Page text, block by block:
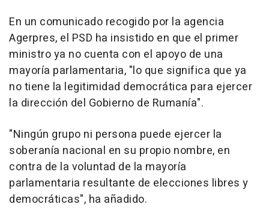
En un comunicado recogido por la agencia
Agerpres, el PSD ha insistido en que el primer
ministro ya no cuenta con el apoyo de una
mayoría parlamentaria, "lo que significa que ya
no tiene la legitimidad democrática para ejercer
la dirección del Gobierno de Rumanía".
"Ningún grupo ni persona puede ejercer la
soberanía nacional en su propio nombre, en
contra de la voluntad de la mayoría
parlamentaria resultante de elecciones libres y
democráticas", ha añadido.